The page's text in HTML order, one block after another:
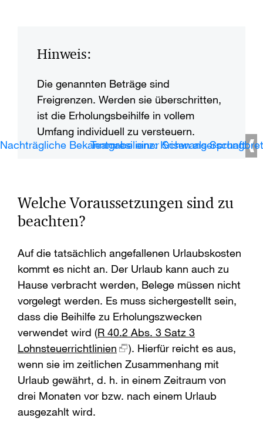
Hinweis:
Die genannten Beträge sind
Freigrenzen. Werden sie überschritten,
ist die Erholungsbeihilfe in vollem
Umfang individuell zu versteuern.
Welche Voraussetzungen sind zu
beachten?
Auf die tatsächlich angefallenen Urlaubskosten
kommt es nicht an. Der Urlaub kann auch zu
Hause verbracht werden, Belege müssen nicht
vorgelegt werden. Es muss sichergestellt sein,
dass die Beihilfe zu Erholungszwecken
verwendet wird (R 40.2 Abs. 3 Satz 3
Lohnsteuerrichtlinien
). Hierfür reicht es aus,
wenn sie im zeitlichen Zusammenhang mit
Urlaub gewährt, d. h. in einem Zeitraum von
drei Monaten vor bzw. nach einem Urlaub
ausgezahlt wird.
Nachträgliche Bekanntgabe einer Schwangerschaft
Teamresilienz: Krisen als